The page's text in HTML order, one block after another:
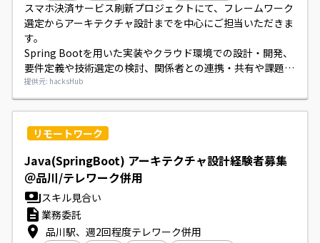
スマホ決済サービス刷新プロジェクトにて、フレームワーク
選定からアーキテクチャ設計までを中心にご担当いただきま
す。
Spring Bootを用いた実装やクラウド環境での設計・開発、
要件定義や技術選定の検討、関係者との連携・共有や課題提
起を積極的に行っていただきます。
提供元: hacksHub
リモートワーク
Java(SpringBoot) アーキテクチャ設計経験者募集
＠品川/テレワーク併用
スキル見合い
業務委託
品川駅、週2回程度テレワーク併用